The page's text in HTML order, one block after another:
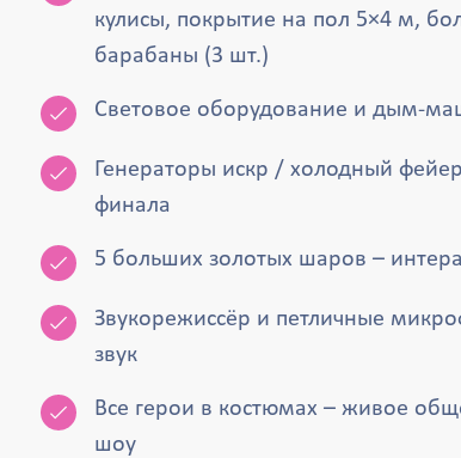
кулисы, покрытие на пол 5×4 м,
барабаны (3 шт.)
Световое оборудование и дым-
Генераторы искр / холодный
финала
5 больших золотых шаров –
Звукорежиссёр и петличные
звук
Все герои в костюмах – живое
шоу